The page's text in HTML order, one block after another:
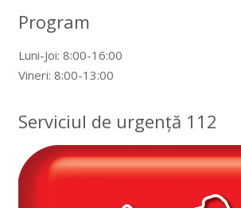
Program
Luni-Joi: 8:00-16:00
Vineri: 8:00-13:00
Serviciul de urgență 112